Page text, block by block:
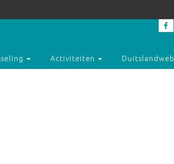
Activiteiten Duitslandweb